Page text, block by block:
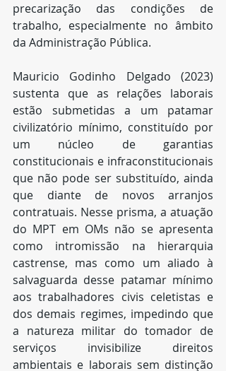
precarização das condições de
trabalho, especialmente no âmbito
da Administração Pública.
Mauricio Godinho Delgado (2023)
sustenta que as relações laborais
estão submetidas a um patamar
civilizatório mínimo, constituído por
um núcleo de garantias
constitucionais e infraconstitucionais
que não pode ser substituído, ainda
que diante de novos arranjos
contratuais. Nesse prisma, a atuação
do MPT em OMs não se apresenta
como intromissão na hierarquia
castrense, mas como um aliado à
salvaguarda desse patamar mínimo
aos trabalhadores civis celetistas e
dos demais regimes, impedindo que
a natureza militar do tomador de
serviços invisibilize direitos
ambientais e laborais sem distinção